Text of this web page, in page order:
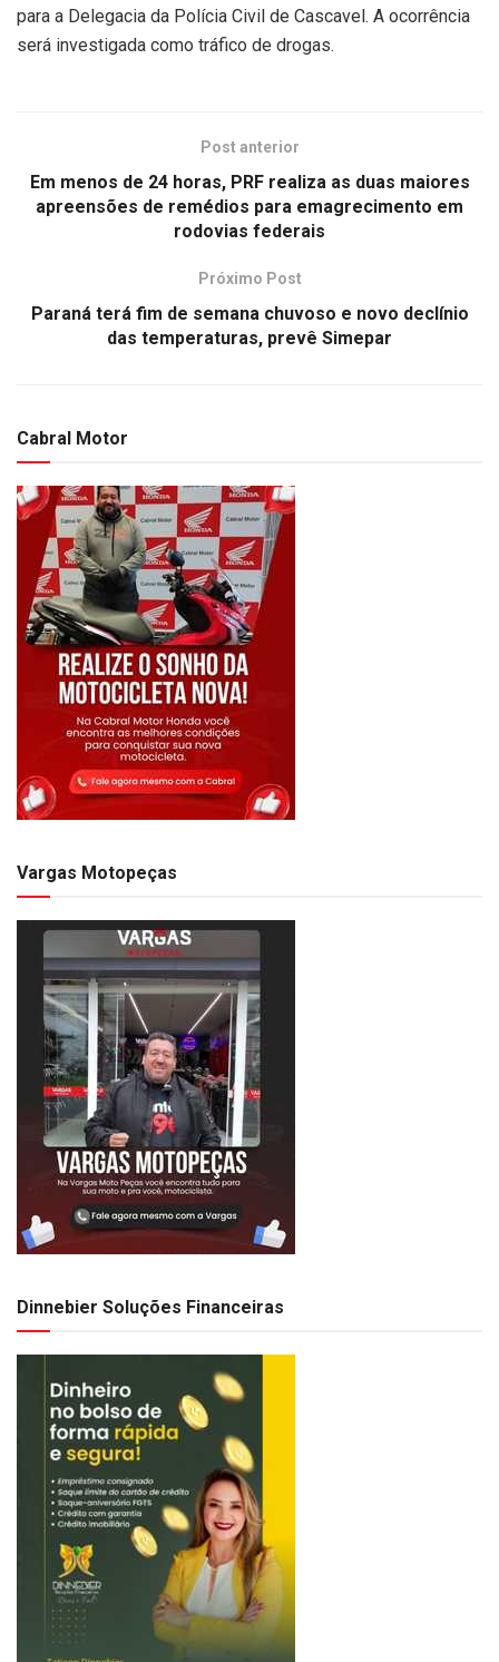
para a Delegacia da Polícia Civil de Cascavel. A ocorrência
será investigada como tráfico de drogas.
Post anterior
Em menos de 24 horas, PRF realiza as duas maiores
apreensões de remédios para emagrecimento em
rodovias federais
Próximo Post
Paraná terá fim de semana chuvoso e novo declínio
das temperaturas, prevê Simepar
Cabral Motor
Vargas Motopeças
Dinnebier Soluções Financeiras